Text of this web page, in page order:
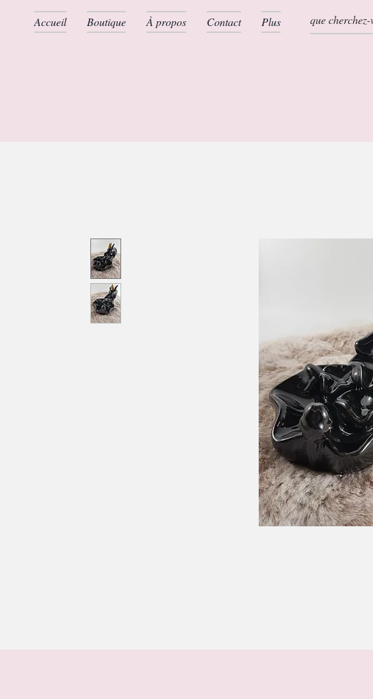
Accueil Boutique À propos Contact Plus